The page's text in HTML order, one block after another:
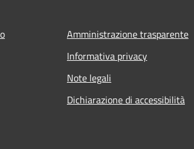
Amministrazione trasparente
Informativa privacy
Note legali
Dichiarazione di accessibilità